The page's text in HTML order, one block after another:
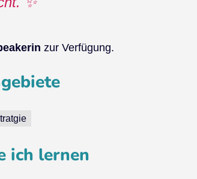
zur Verfügung.
ich lernen